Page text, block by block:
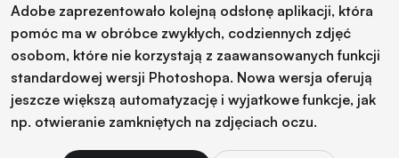
Adobe zaprezentowało kolejną odsłonę aplikacji, która
pomóc ma w obróbce zwykłych, codziennych zdjęć
osobom, które nie korzystają z zaawansowanych funkcji
standardowej wersji Photoshopa. Nowa wersja oferują
jeszcze większą automatyzację i wyjatkowe funkcje, jak
np. otwieranie zamkniętych na zdjęciach oczu.